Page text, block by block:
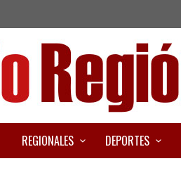
REGIONALES DEPORTES